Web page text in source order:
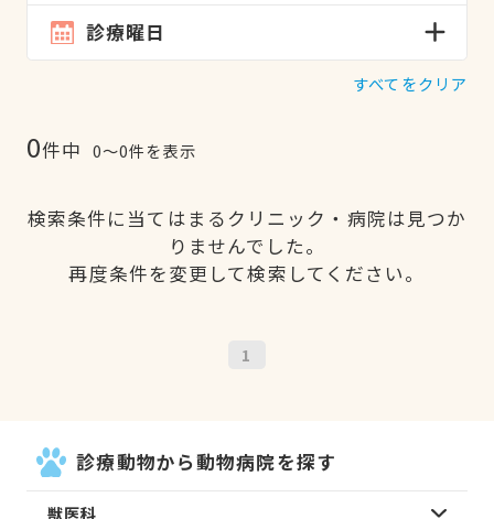
診療曜日
すべてをクリア
0件中 0〜0件を表示
検索条件に当てはまるクリニック・病院は見つか
りませんでした。
再度条件を変更して検索してください。
1
診療動物から動物病院を探す
獣医科